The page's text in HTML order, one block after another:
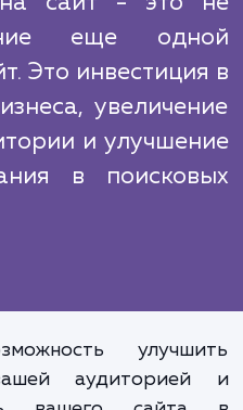
получения
наши
услуги, но у нас
которые делают
этого вида
и